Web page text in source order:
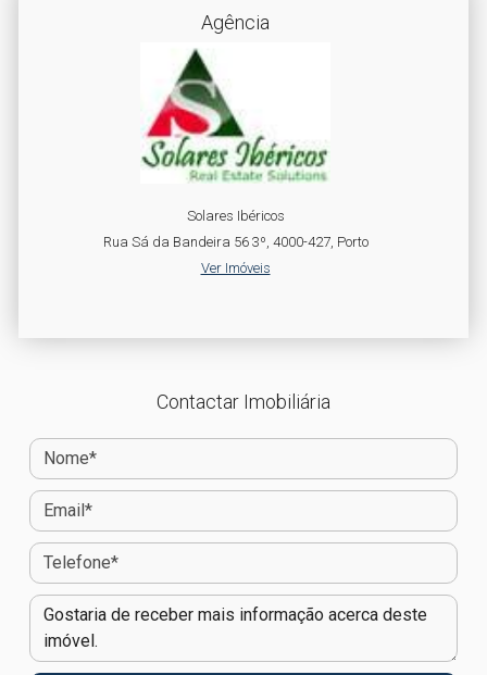
Agência
Solares Ibéricos
Rua Sá da Bandeira 56 3º, 4000-427, Porto
Ver Imóveis
Contactar Imobiliária